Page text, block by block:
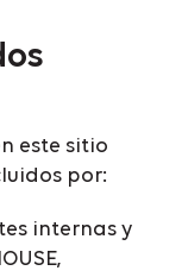
este sitio
por:
internas y